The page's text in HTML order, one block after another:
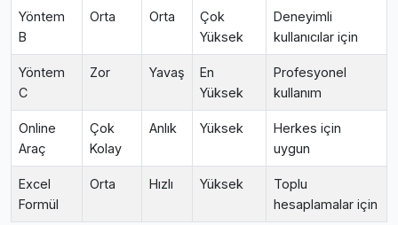
Yöntem
B
Orta Orta
Çok
Yüksek
Deneyimli
kullanıcılar için
Yöntem
C
Zor Yavaş
En
Yüksek
Profesyonel
kullanım
Online
Araç
Çok
Kolay
Anlık Yüksek
Herkes için
uygun
Excel
Formül
Orta Hızlı Yüksek
Toplu
hesaplamalar için